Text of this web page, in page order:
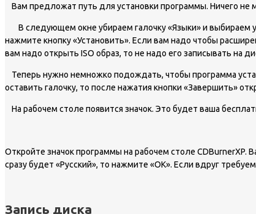
Вам предложат путь для установки программы. Ничего не
В следующем окне убираем галочку «Языки» и выбираем
нажмите кнопку «Установить». Если вам надо чтобы
вам надо открыть ISO образ, то не надо его записывать на
Теперь нужно немножко подождать, чтобы программа
оставить галочку, то после нажатия кнопки «Завершить»
На рабочем столе появится значок. Это будет ваша
Откройте значок программы на рабочем столе CDBurnerXP.
сразу будет «Русский», то нажмите «ОК». Если вдруг
Запись диска